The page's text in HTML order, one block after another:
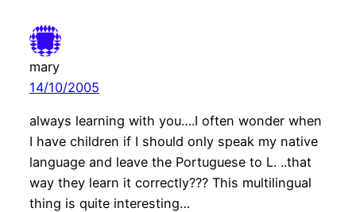
mary
14/10/2005
always learning with you….I often wonder when
I have children if I should only speak my native
language and leave the Portuguese to L. ..that
way they learn it correctly??? This multilingual
thing is quite interesting…